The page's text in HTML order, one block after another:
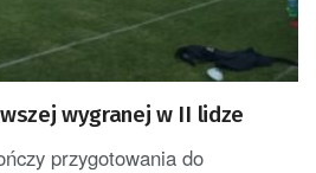
wygranej w II lidze
przygotowania do